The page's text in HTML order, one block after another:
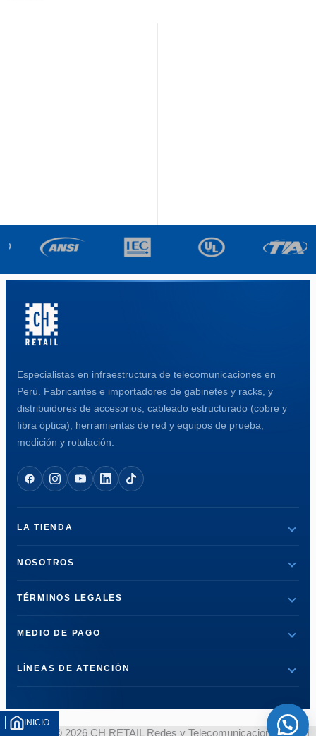
Especialistas en infraestructura de telecomunicaciones en
Perú. Fabricantes e importadores de gabinetes y racks, y
distribuidores de accesorios, cableado estructurado (cobre y
fibra óptica), herramientas de red y equipos de prueba,
medición y rotulación.
LA TIENDA
NOSOTROS
TÉRMINOS LEGALES
MEDIO DE PAGO
LÍNEAS DE ATENCIÓN
Copyright © 2026 CH RETAIL Redes y Telecomunicaciones - CH
INICIO